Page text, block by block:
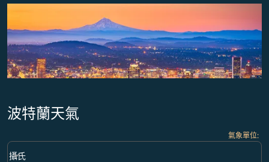
波特蘭天氣
氣象單位:
Weather unit option 攝氏 Selected
攝氏
keyboard_arrow_down